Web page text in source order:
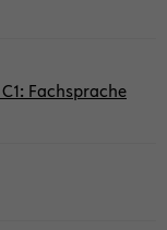
Fachsprache